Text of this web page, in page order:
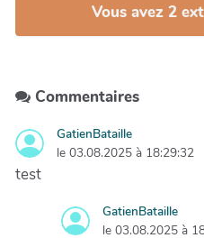
Vous avez 2
Commentaires
GatienBataille
le 03.08.2025 à 18:29:32
test
GatienBataille
le 03.08.2025 à